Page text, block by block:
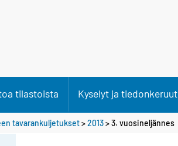
tilastoista Kyselyt ja tiedonkeruut
tavarankuljetukset>2013>3. vuosineljännes